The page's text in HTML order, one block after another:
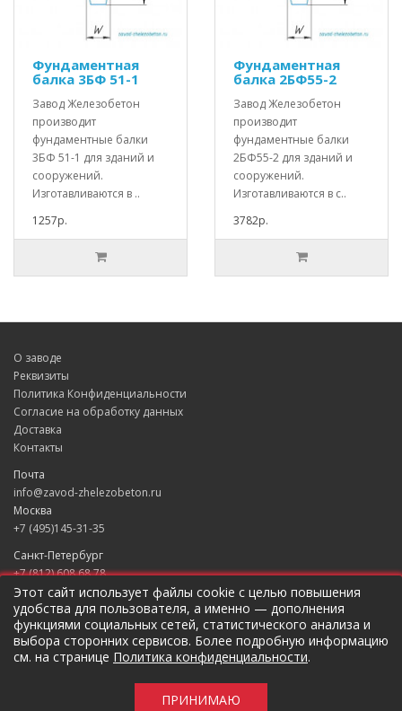
Фундаментная
балка 3БФ 51-1
Завод Железобетон
производит
фундаментные балки
3БФ 51-1 для зданий и
сооружений.
Изготавливаются в ..
1257р.
Фундаментная
балка 2БФ55-2
Завод Железобетон
производит
фундаментные балки
2БФ55-2 для зданий и
сооружений.
Изготавливаются в с..
3782р.
О заводе
Реквизиты
Политика Конфиденциальности
Согласие на обработку данных
Доставка
Контакты
Почта
info@zavod-zhelezobeton.ru
Москва
+7 (495)145-31-35
Санкт-Петербург
+7 (812) 608 68 78
Екатеринбург
+7 (343) 235 49 31
Краснодар
+7 (861) 205 79 37
Этот сайт использует файлы cookie с целью повышения
удобства для пользователя, а именно — дополнения
функциями социальных сетей, статистического анализа и
выбора сторонних сервисов. Более подробную информацию
см. на странице Политика конфиденциальности.
ПРИНИМАЮ